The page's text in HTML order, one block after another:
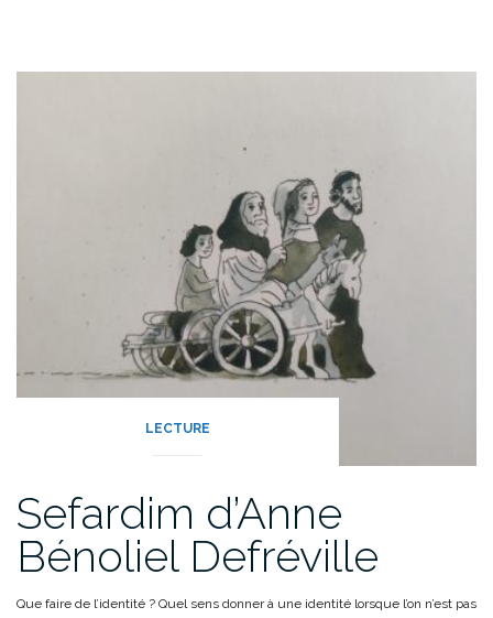
LECTURE
Sefardim d’Anne
Bénoliel Defréville
Que faire de l’identité ? Quel sens donner à une identité lorsque l’on n’est pas